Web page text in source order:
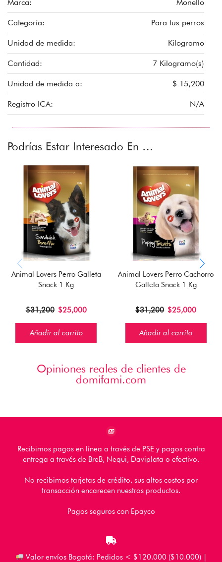
Marca: Monello
Categoría: Para tus perros
Unidad de medida: Kilogramo
Cantidad: 7 Kilogramo(s)
Unidad de medida a: $ 15,200
Registro ICA: N/A
Podrías Estar Interesado En …
Animal Lovers Perro Galleta
Snack 1 Kg
$31,200 $25,000
Añadir al carrito
Animal Lovers Perro Cachorro
Galleta Snack 1 Kg
$31,200 $25,000
Añadir al carrito
Opiniones reales de clientes de
domifami.com
Recibimos pagos en línea a través de PSE y pagos contra
entrega a través de BreB, Nequi, Daviplata o efectivo.
No recibimos tarjetas de crédito, sus altos costos por
transacción encarecen nuestros productos.
Pagos seguros con Epayco
Valor envíos Bogotá: Pedidos < $120.000 ($10.000) |